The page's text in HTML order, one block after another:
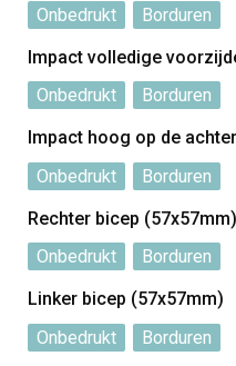
Onbedrukt
Borduren
Impact volledige
Onbedrukt
Borduren
Impact hoog op de
Onbedrukt
Borduren
Rechter bicep (57x57mm)
Onbedrukt
Borduren
Linker bicep (57x57mm)
Onbedrukt
Borduren